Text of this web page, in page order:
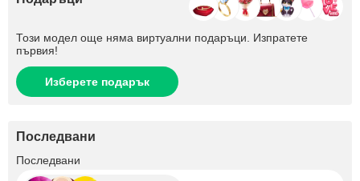
Този модел още няма виртуални подаръци. Изпратете
първия!
Изберете подарък
Последвани
Последвани